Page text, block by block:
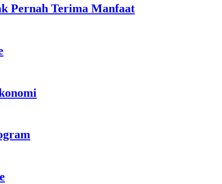
Pernah Terima Manfaat